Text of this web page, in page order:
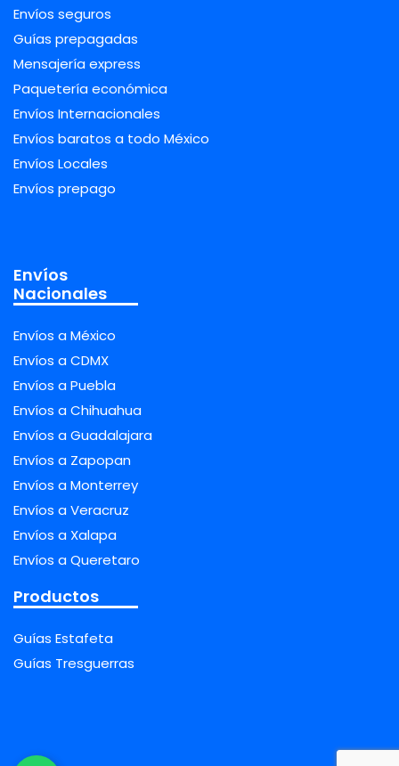
Envíos seguros
Guías prepagadas
Mensajería express
Paquetería económica
Envíos Internacionales
Envíos baratos a todo México
Envíos Locales
Envíos prepago
Envíos
Nacionales
Envíos a México
Envíos a CDMX
Envíos a Puebla
Envíos a Chihuahua
Envíos a Guadalajara
Envíos a Zapopan
Envíos a Monterrey
Envíos a Veracruz
Envíos a Xalapa
Envíos a Queretaro
Productos
Guías Estafeta
Guías Tresguerras